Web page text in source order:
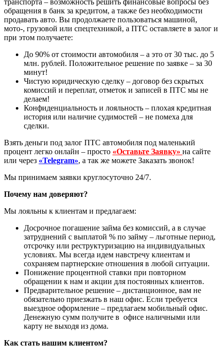
обращения в банк за кредитом, а также без необходимости
продавать авто. Вы продолжаете пользоваться машиной,
мото-, грузовой или спецтехникой, а ПТС оставляете в залог и
при этом получаете:
До 90% от стоимости автомобиля – а это от 30 тыс. до 5
млн. рублей. Положительное решение по заявке – за 30
минут!
Чистую юридическую сделку – договор без скрытых
комиссий и переплат, отметок и записей в ПТС мы не
делаем!
Конфиденциальность и лояльность – плохая кредитная
история или наличие судимостей – не помеха для
сделки.
Взять деньги под залог ПТС автомобиля под маленький
процент легко онлайн – просто «Оставьте Заявку» на сайте
или через «Telegram», а так же можете Заказать звонок!
Мы принимаем заявки круглосуточно 24/7.
Почему нам доверяют?
Мы лояльны к клиентам и предлагаем:
Досрочное погашение займа без комиссий, а в случае
затруднений с выплатой % по займу – льготные период,
отсрочку или реструктуризацию на индивидуальных
условиях. Мы всегда идем навстречу клиентам и
сохраняем партнерские отношения в любой ситуации.
Понижение процентной ставки при повторном
обращении к нам и акции для постоянных клиентов.
Предварительное решение – дистанционное, вам не
обязательно приезжать в наш офис. Если требуется
выездное оформление – предлагаем мобильный офис.
Денежную сумм получите в офисе наличными или
карту не выходя из дома.
Как стать нашим клиентом?